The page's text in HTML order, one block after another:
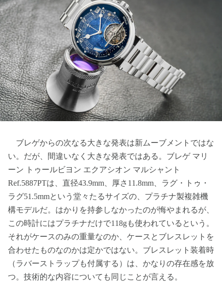
ブレゲからの次なる大きな発表は新ムーブメントではな
い。だが、間違いなく大きな発表ではある。ブレゲ マリ
ーン トゥールビヨン エクアシオン マルシャント
Ref.5887PTは、直径43.9mm、厚さ11.8mm、ラグ・トゥ・
ラグ51.5mmという堂々たるサイズの、プラチナ製複雑機
構モデルだ。はかりを持参しなかったのが悔やまれるが、
この時計にはプラチナだけで118gも使われているという。
それがケースのみの重量なのか、ケースとブレスレットを
合わせたものなのかは定かではない。ブレスレット装着時
（ラバーストラップも付属する）は、かなりの存在感を放
つ。技術的な内容についても同じことが言える。